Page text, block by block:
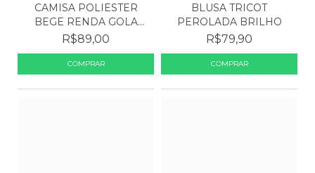
CAMISA POLIESTER
BEGE RENDA GOLA
MANGA
R$89,00
BLUSA TRICOT
PEROLADA BRILHO
R$79,90